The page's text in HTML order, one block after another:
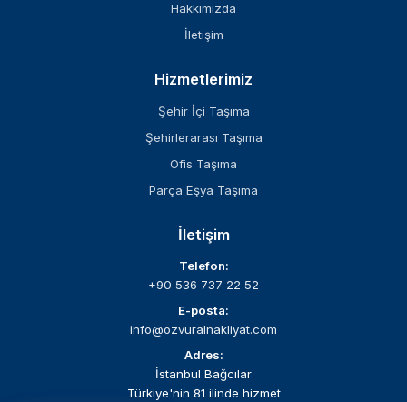
Hakkımızda
İletişim
Hizmetlerimiz
Şehir İçi Taşıma
Şehirlerarası Taşıma
Ofis Taşıma
Parça Eşya Taşıma
İletişim
Telefon:
+90 536 737 22 52
E-posta:
info@ozvuralnakliyat.com
Adres:
İstanbul Bağcılar
Türkiye'nin 81 ilinde hizmet